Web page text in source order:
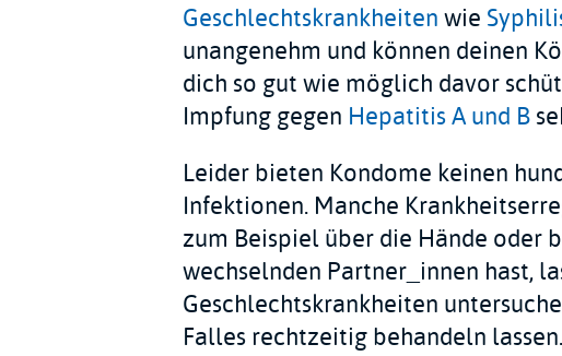
Geschlechtskrankheitenwie
unangenehm und können deinen
dich so gut wie möglich davor
Impfung gegen Hepatitis A und B
Leider bieten Kondome keinen
Infektionen. Manche
zum Beispiel über die Hände oder
wechselnden Partner_innen hast,
Geschlechtskrankheiten
Falles rechtzeitig behandeln lassen.